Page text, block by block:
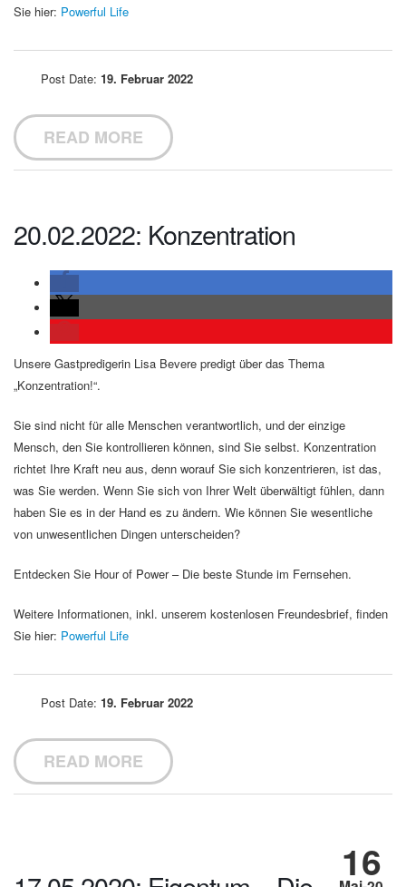
Sie hier: Powerful Life
Post Date: 19. Februar 2022
READ MORE
20.02.2022: Konzentration
Unsere Gastpredigerin Lisa Bevere predigt über das Thema
„Konzentration!“.
Sie sind nicht für alle Menschen verantwortlich, und der einzige
Mensch, den Sie kontrollieren können, sind Sie selbst. Konzentration
richtet Ihre Kraft neu aus, denn worauf Sie sich konzentrieren, ist das,
was Sie werden. Wenn Sie sich von Ihrer Welt überwältigt fühlen, dann
haben Sie es in der Hand es zu ändern. Wie können Sie wesentliche
von unwesentlichen Dingen unterscheiden?
Entdecken Sie Hour of Power – Die beste Stunde im Fernsehen.
Weitere Informationen, inkl. unserem kostenlosen Freundesbrief, finden
Sie hier: Powerful Life
Post Date: 19. Februar 2022
READ MORE
16